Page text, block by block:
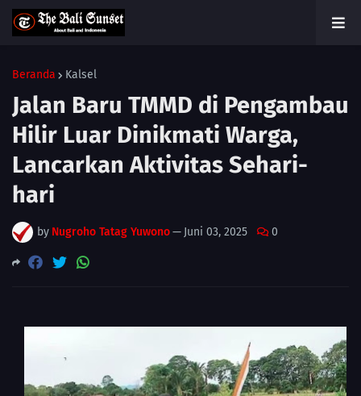
Beranda Kalsel
Jalan Baru TMMD di Pengambau
Hilir Luar Dinikmati Warga,
Lancarkan Aktivitas Sehari-
hari
by Nugroho Tatag Yuwono— Juni 03, 2025 0